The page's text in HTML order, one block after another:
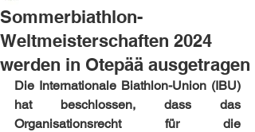
Sommerbiathlon-
Weltmeisterschaften 2024
werden in Otepää ausgetragen
Die Internationale Biathlon-Union (IBU)
hat beschlossen, dass das
Organisationsrecht für die